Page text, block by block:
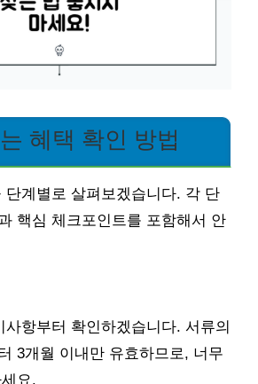
혜택 확인 방법
단계별로 살펴보겠습니다. 각 단
핵심 체크포인트를 포함해서 안
항부터 확인하겠습니다. 서류의
3개월 이내만 유효하므로, 너무
요.